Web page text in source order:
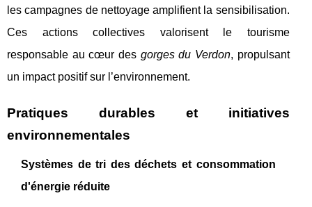
les campagnes de nettoyage amplifient la sensibilisation.
Ces actions collectives valorisent le tourisme
responsable au cœur des gorges du Verdon, propulsant
un impact positif sur l’environnement.
Pratiques durables et initiatives
environnementales
Systèmes de tri des déchets et consommation
d'énergie réduite